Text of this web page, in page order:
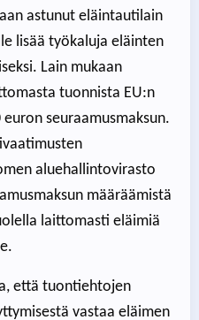
astunut eläintautilain
lisää työkaluja eläinten
Lain mukaan
tuonnista EU:n
seuraamusmaksun.
aluehallintovirasto
määräämistä
laittomasti eläimiä
että tuontiehtojen
vastaa eläimen